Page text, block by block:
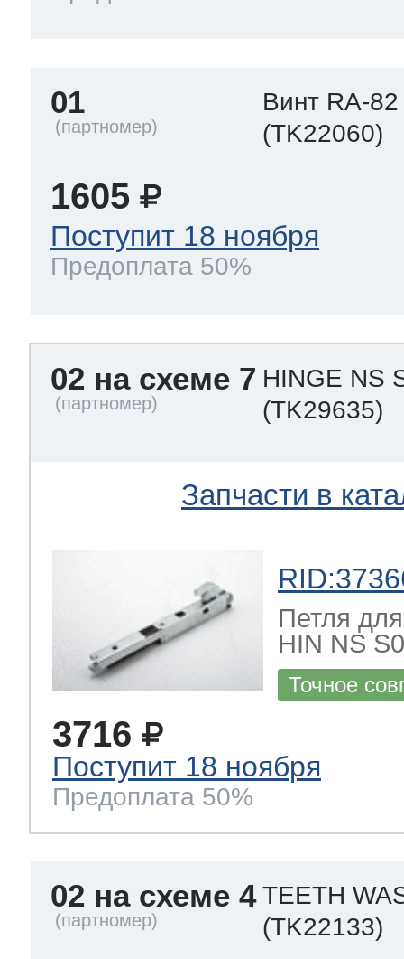
01
Винт RA-
(TK22060)
1605
Поступит 18 ноября
Предоплата 50%
02 на схеме 7 HINGE NS
(TK29635)
Запчасти в
Петля
HIN NS
Точное
3716
Поступит 18 ноября
Предоплата 50%
02 на схеме 4 TEETH
(TK22133)